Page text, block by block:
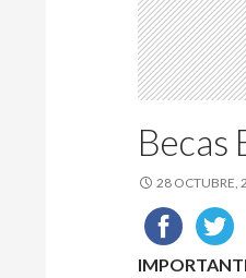
Becas
28 OCTUBRE,